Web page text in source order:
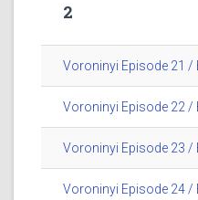
2
Voroninyi Episode 21 /
Voroninyi Episode 22
Voroninyi Episode 23
Voroninyi Episode 24